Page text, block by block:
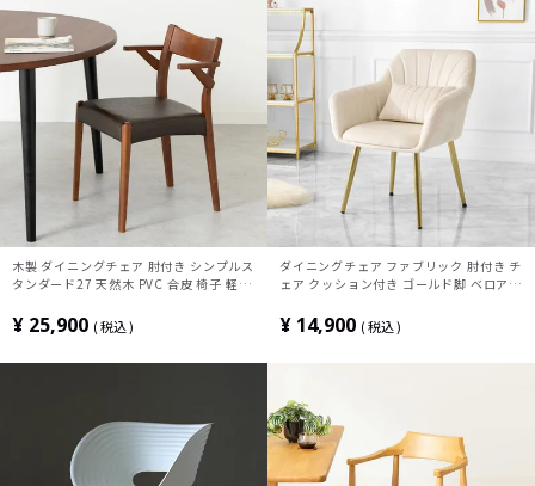
木製 ダイニングチェア 肘付き シンプルス
タンダード27 天然木 PVC 合皮 椅子 軽量
おしゃれ 北欧 ナチュラル ブラウン 完成
品
¥ 25,900 税込
ダイニングチェア ファブリック 肘付き チ
ェア クッション付き ゴールド脚 ベロア風
アイボリー ライトグレー ピンク
¥ 14,900 税込